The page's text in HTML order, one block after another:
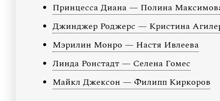
Принцесса Диана — Полина
Джинджер Роджерс — Кристина
Мэрилин Монро — Настя Ивлеева
Линда Ронстадт — Селена Гомес
Майкл Джексон — Филипп Киркоров